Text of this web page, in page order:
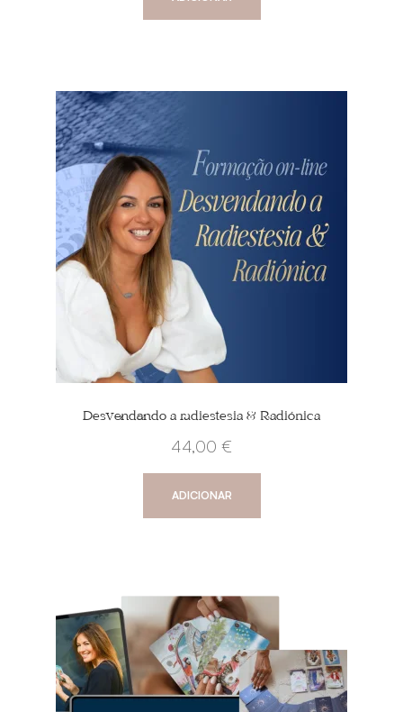
Desvendando a radiestesia & Radiónica
44,00 €
ADICIONAR